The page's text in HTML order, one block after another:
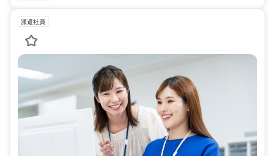
派遣社員